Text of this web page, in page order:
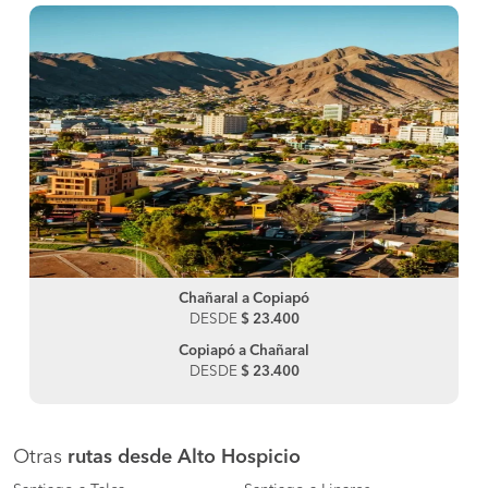
Chañaral a Copiapó
DESDE $ 23.400
Copiapó a Chañaral
DESDE $ 23.400
Otras rutas desde Alto Hospicio